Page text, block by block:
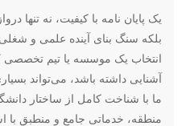
یک پایان نامه با کیفیت، نه تنها
بلکه سنگ بنای آینده علمی و
انتخاب یک موسسه یا تیم تخصصی
آشنایی داشته باشد، می‌تواند
ما با شناخت کامل از ساختار
منطقه، خدماتی جامع و منطبق با